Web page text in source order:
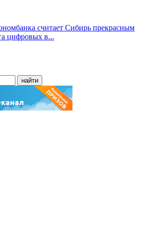
считает Сибирь прекрасным
цифровых в...